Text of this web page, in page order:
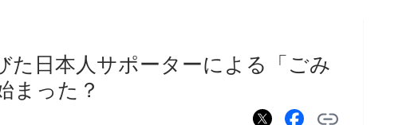
た日本人サポーターによる「ごみ
まった？